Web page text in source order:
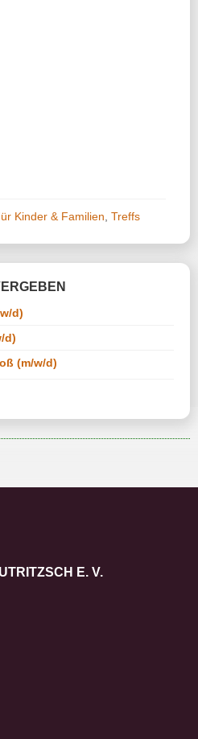
Kinder & Familien Treffs
d)
d)
(m/w/d)
E. V.